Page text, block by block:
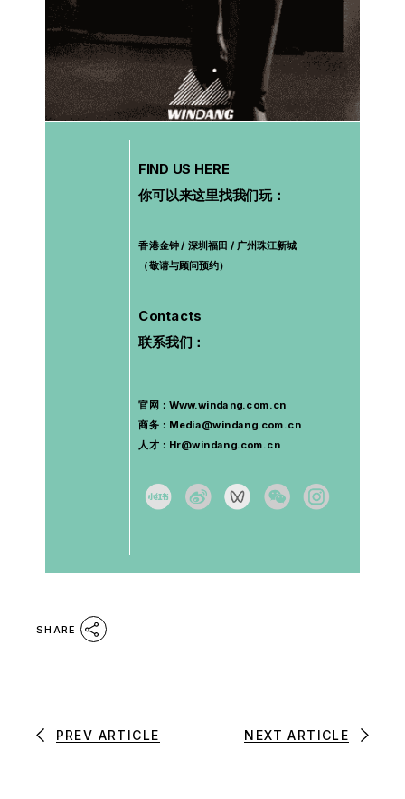
FIND US HERE
你可以来这里找我们玩：
香港金钟 / 深圳福田 / 广州珠江新城
（敬请与顾问预约）
Contacts
联系我们：
官网：Www.windang.com.cn
商务：Media@windang.com.cn
人才：Hr@windang.com.cn
SHARE
PREV ARTICLE NEXT ARTICLE